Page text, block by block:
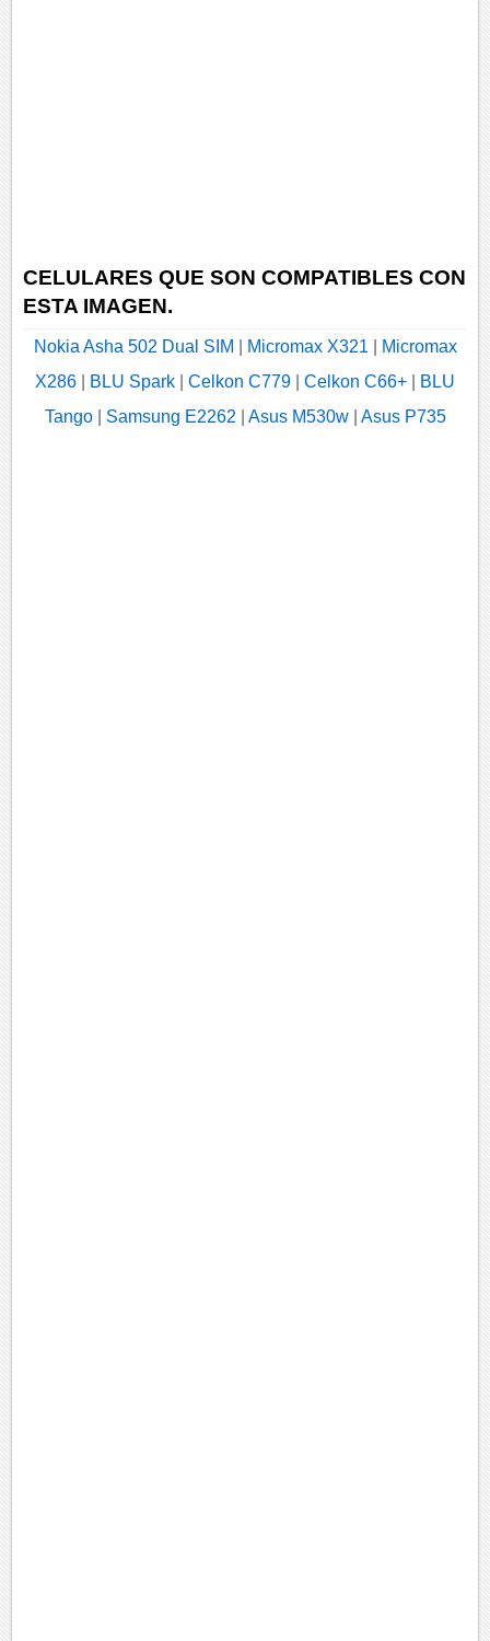
CELULARES QUE SON COMPATIBLES CON
ESTA IMAGEN.
Nokia Asha 502 Dual SIM Micromax X321
Micromax
X286
BLU Spark Celkon C779 Celkon C66+
BLU
Tango| Samsung E2262 Asus M530w| Asus P735